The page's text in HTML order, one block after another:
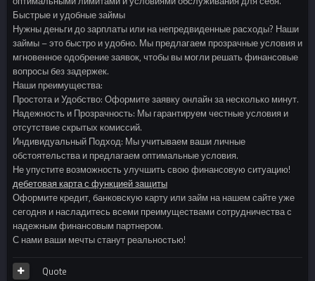
Быстрые и удобные займы
Нужны деньги до зарплаты или на непредвиденные расходы? Наши
займы – это быстро и удобно. Мы предлагаем прозрачные условия и
мгновенное одобрение заявок, чтобы вы могли решать финансовые
вопросы без задержек.
Наши преимущества:
Простота и Удобство: Оформите заявку онлайн за несколько минут.
Надежность и Прозрачность: Мы гарантируем честные условия и
отсутствие скрытых комиссий.
Индивидуальный Подход: Мы учитываем ваши личные
обстоятельства и предлагаем оптимальные условия.
Не упустите возможность улучшить свою финансовую ситуацию!
дебетовая карта с функцией защиты
Оформите кредит, банковскую карту или займ на нашем сайте уже
сегодня и насладитесь всеми преимуществами сотрудничества с
надежным финансовым партнером.
С нами ваши мечты станут реальностью!
Quote